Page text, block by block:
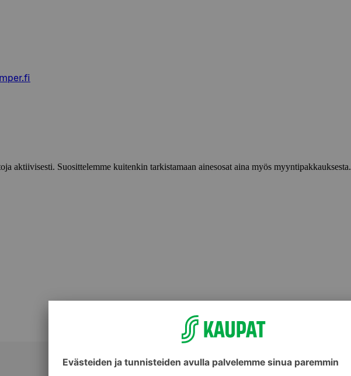
aktiivisesti. Suosittelemme kuitenkin tarkistamaan ainesosat aina myös myyntipakkauksesta.